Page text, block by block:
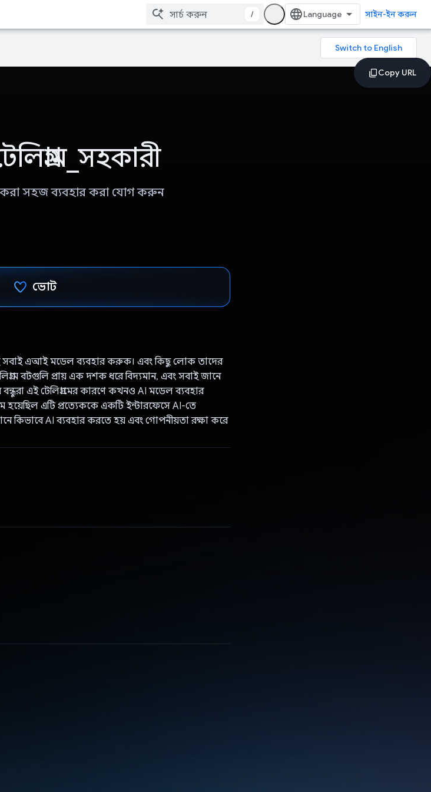
/ সাইন-ইন করুন
করা সহজ ব্যবহার করা যোগ করুন
ভোট
সবাই এআই মডেল ব্যবহার করুক। এবং কিছু লোক তাদের
বটগুলি প্রায় এক দশক ধরে বিদ্যমান, এবং সবাই জানে
এই টেলিগ্রামের কারণে কখনও AI মডেল ব্যবহার
হয়েছিল এটি প্রত্যেককে একটি ইন্টারফেসে AI-তে
কিভাবে AI ব্যবহার করতে হয় এবং গোপনীয়তা রক্ষা করে